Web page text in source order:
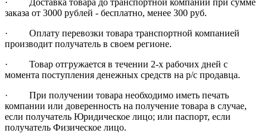
заказа от 3000 рублей - бесплатно, менее 300 руб.
· Оплату перевозки товара транспортной компанией
производит получатель в своем регионе.
· Товар отгружается в течении 2-х рабочих дней с
момента поступления денежных средств на р/с продавца.
· При получении товара необходимо иметь печать
компании или доверенность на получение товара в случае,
если получатель Юридическое лицо; или паспорт, если
получатель Физическое лицо.